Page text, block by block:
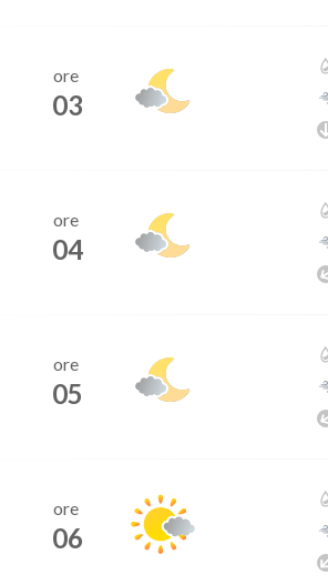
ore
03
ore
04
ore
05
ore
06